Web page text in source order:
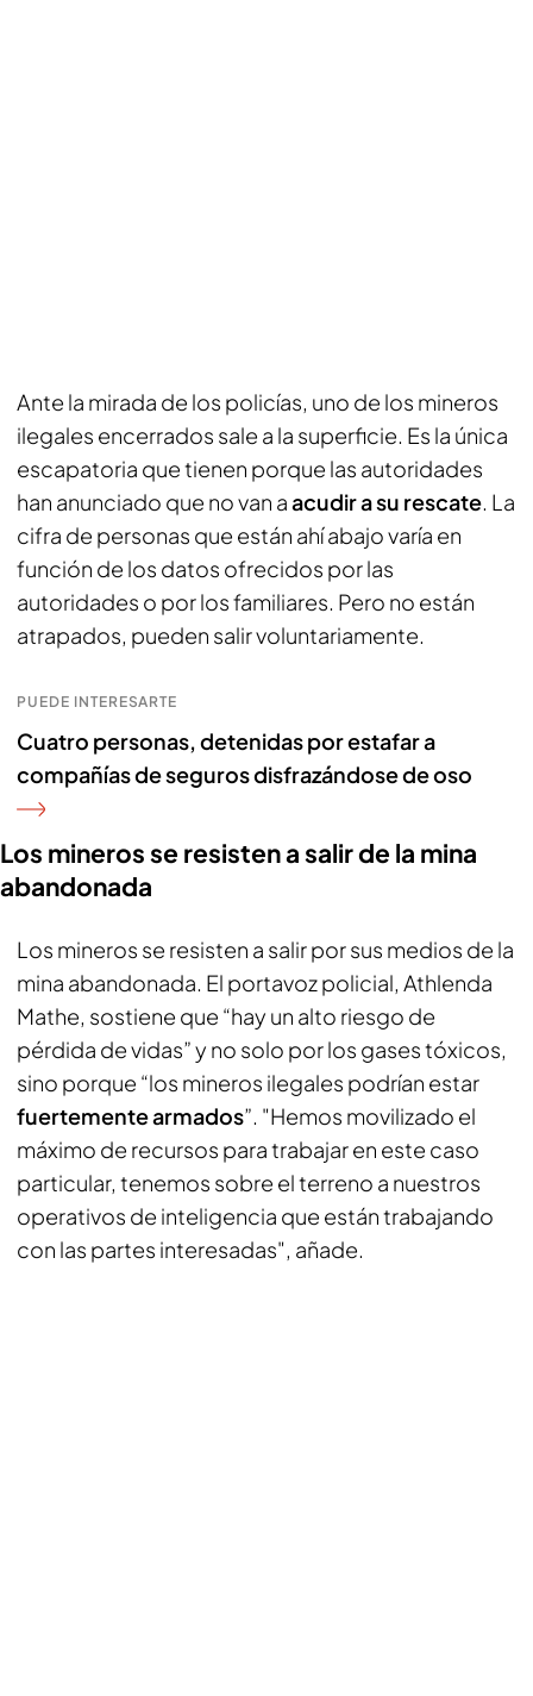
Ante la mirada de los policías, uno de los mineros
ilegales encerrados sale a la superficie. Es la única
escapatoria que tienen porque las autoridades
han anunciado que no van aacudir a su rescate. La
cifra de personas que están ahí abajo varía en
función de los datos ofrecidos por las
autoridades o por los familiares. Pero no están
atrapados, pueden salir voluntariamente.
PUEDE INTERESARTE
Cuatro personas, detenidas por estafar a
compañías de seguros disfrazándose de oso
Los mineros se resisten a salir de la mina
abandonada
Los mineros se resisten a salir por sus medios de la
mina abandonada. El portavoz policial, Athlenda
Mathe, sostiene que “hay un alto riesgo de
pérdida de vidas” y no solo por los gases tóxicos,
sino porque “los mineros ilegales podrían estar
fuertemente armados”. "Hemos movilizado el
máximo de recursos para trabajar en este caso
particular, tenemos sobre el terreno a nuestros
operativos de inteligencia que están trabajando
con las partes interesadas", añade.